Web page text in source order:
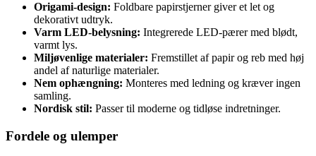
Origami-design: Foldbare papirstjerner giver et let og
dekorativt udtryk.
Varm LED-belysning: Integrerede LED-pærer med blødt,
varmt lys.
Miljøvenlige materialer: Fremstillet af papir og reb med høj
andel af naturlige materialer.
Nem ophængning: Monteres med ledning og kræver ingen
samling.
Nordisk stil: Passer til moderne og tidløse indretninger.
Fordele og ulemper